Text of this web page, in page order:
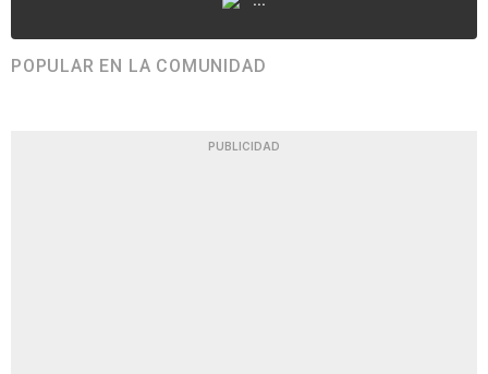
POPULAR EN LA COMUNIDAD
PUBLICIDAD